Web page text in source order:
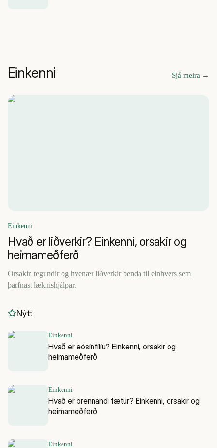
Einkenni Sjá meira →
Einkenni
Hvað er liðverkir? Einkenni, orsakir og
heimameðferð
Orsakir, tegundir og hvenær liðverkir benda til einhvers sem
þarfnast læknishjálpar.
Nýtt
Einkenni
Hvað er eósínfílíu? Einkenni, orsakir og
heimameðferð
Einkenni
Hvað er brennandi fætur? Einkenni, orsakir og
heimameðferð
Einkenni